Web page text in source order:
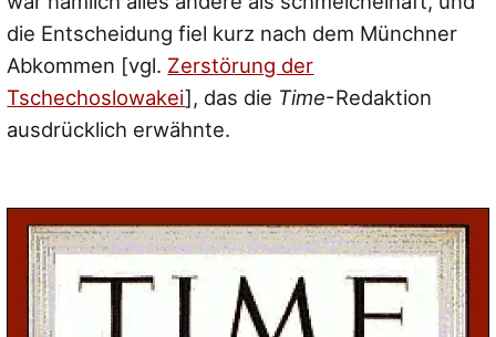
die Entscheidung fiel kurz nach dem Münchner
Abkommen [vgl. Zerstörung der
Tschechoslowakei], das die Time-Redaktion
ausdrücklich erwähnte.